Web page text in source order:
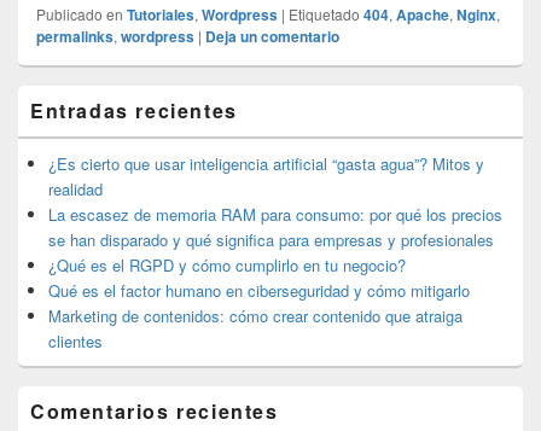
Publicado en Tutoriales,Wordpress | Etiquetado 404,Apache,Nginx,
permalinks,wordpress | Deja un comentario
área
de
widget
barra
lateral
primaria
Entradas recientes
¿Es cierto que usar inteligencia artificial “gasta agua”? Mitos y
realidad
La escasez de memoria RAM para consumo: por qué los precios
se han disparado y qué significa para empresas y profesionales
¿Qué es el RGPD y cómo cumplirlo en tu negocio?
Qué es el factor humano en ciberseguridad y cómo mitigarlo
Marketing de contenidos: cómo crear contenido que atraiga
clientes
Comentarios recientes